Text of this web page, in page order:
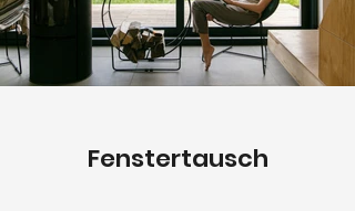
Fenstertausch